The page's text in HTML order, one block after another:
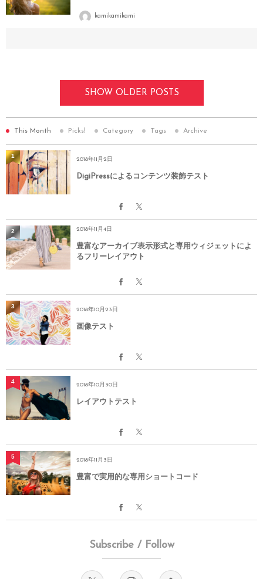
kamikamikami
SHOW OLDER POSTS
This Month Picks! Category Tags Archive
2018年11月2日
DigiPressによるコンテンツ装飾テスト
1
2018年11月4日
豊富なアーカイブ表示形式と専用ウィジェットによ
るフリーレイアウト
2
2018年10月23日
画像テスト
3
2018年10月30日
レイアウトテスト
4
2018年11月3日
豊富で実用的な専用ショートコード
5
Subscribe / Follow